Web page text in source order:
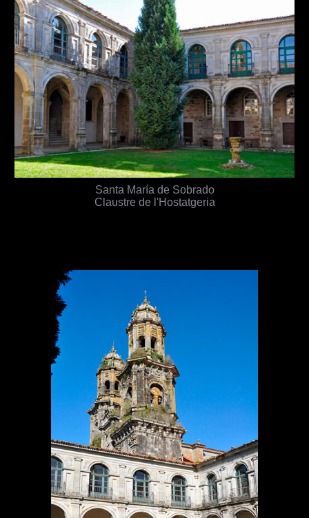
Santa María de Sobrado
Claustre de l'Hostatgeria